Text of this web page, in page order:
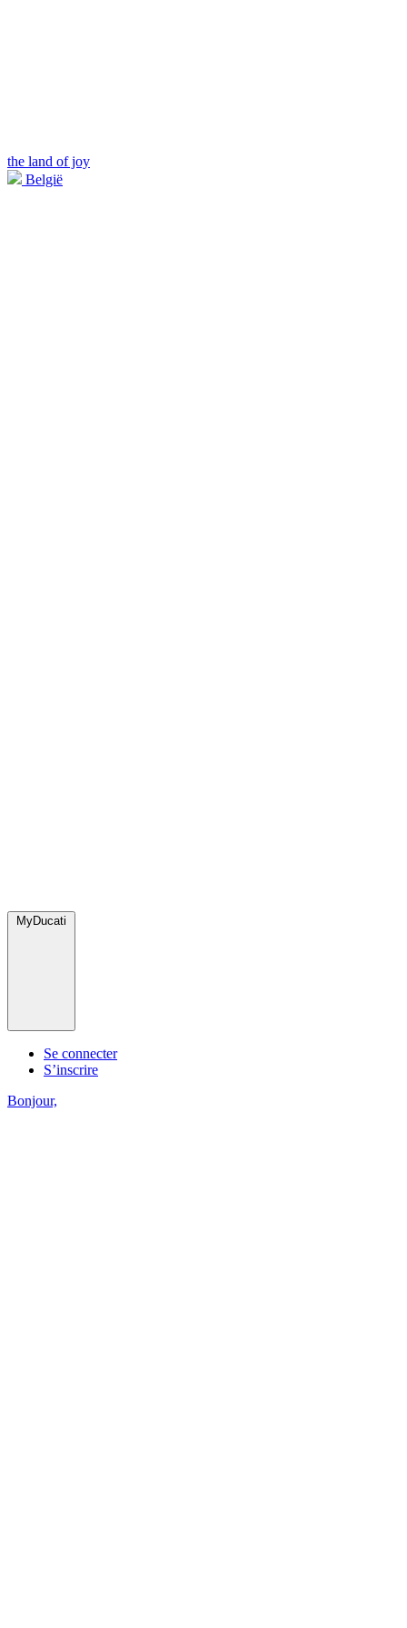
the land of joy
België
MyDucati
Se connecter
S’inscrire
Bonjour,